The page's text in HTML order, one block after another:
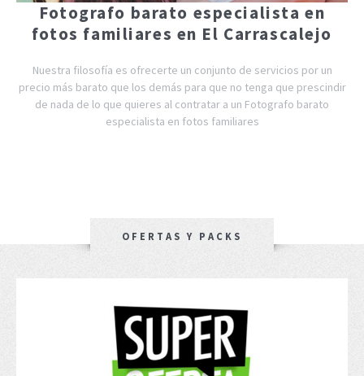
Fotografo barato especialista en
fotos familiares en El Carrascalejo
Nuestra filosofía es ofrecerte un conjunto de servicios por un
precio más barato que los demás para que no tenga que prescindir
de nada de lo que quieres al contratar a un Fotografo barato
especialista en fotos familiares
OFERTAS Y PACKS